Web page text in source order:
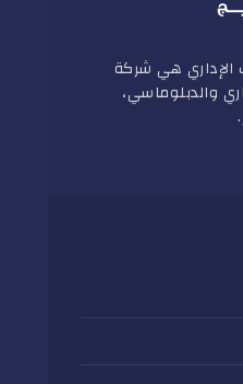
الإداري هي شركة
والدبلوماسي،